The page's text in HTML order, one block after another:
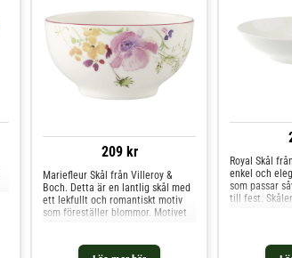
209 kr
Mariefleur Skål från Villeroy &
Boch. Detta är en lantlig skål med
ett lekfullt och romantiskt motiv
som föreställer blommor. Motivet
Skålen är tillverkad av
Royal Skål
enkel och
som passar
till fest.